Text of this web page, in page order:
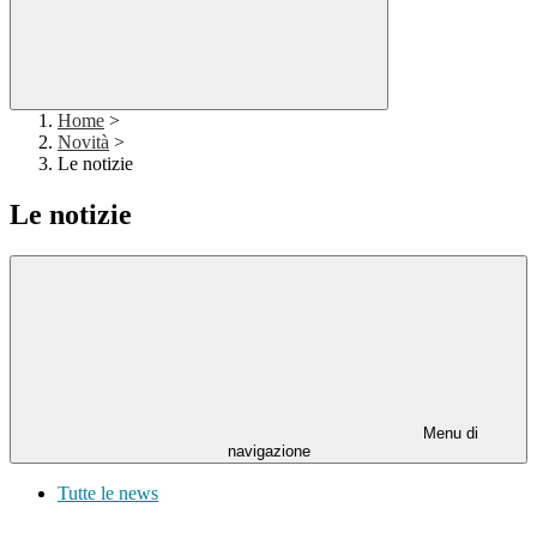
Home >
Novità >
Le notizie
Le notizie
Menu di
navigazione
Tutte le news